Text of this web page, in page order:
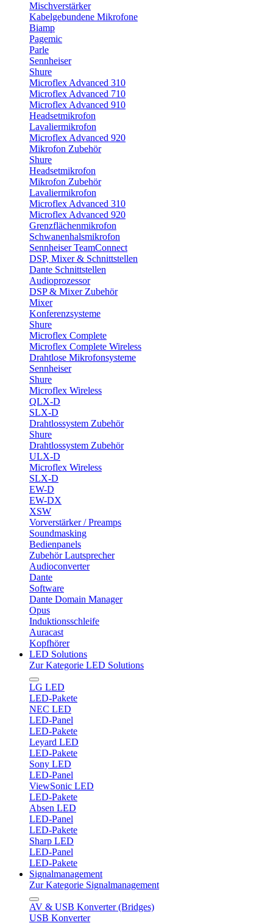
Mischverstärker
Kabelgebundene Mikrofone
Biamp
Pagemic
Parle
Sennheiser
Shure
Microflex Advanced 310
Microflex Advanced 710
Microflex Advanced 910
Headsetmikrofon
Lavaliermikrofon
Microflex Advanced 920
Mikrofon Zubehör
Shure
Headsetmikrofon
Mikrofon Zubehör
Lavaliermikrofon
Microflex Advanced 310
Microflex Advanced 920
Grenzflächenmikrofon
Schwanenhalsmikrofon
Sennheiser TeamConnect
DSP, Mixer & Schnittstellen
Dante Schnittstellen
Audioprozessor
DSP & Mixer Zubehör
Mixer
Konferenzsysteme
Shure
Microflex Complete
Microflex Complete Wireless
Drahtlose Mikrofonsysteme
Sennheiser
Shure
Microflex Wireless
QLX-D
SLX-D
Drahtlossystem Zubehör
Shure
Drahtlossystem Zubehör
ULX-D
Microflex Wireless
SLX-D
EW-D
EW-DX
XSW
Vorverstärker / Preamps
Soundmasking
Bedienpanels
Zubehör Lautsprecher
Audioconverter
Dante
Software
Dante Domain Manager
Opus
Induktionsschleife
Auracast
Kopfhörer
LED Solutions
Zur Kategorie LED Solutions
LG LED
LED-Pakete
NEC LED
LED-Panel
LED-Pakete
Leyard LED
LED-Pakete
Sony LED
LED-Panel
ViewSonic LED
LED-Pakete
Absen LED
LED-Panel
LED-Pakete
Sharp LED
LED-Panel
LED-Pakete
Signalmanagement
Zur Kategorie Signalmanagement
AV & USB Konverter (Bridges)
USB Konverter